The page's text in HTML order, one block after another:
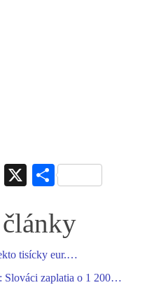
Li
ed
X S
re
tisícky eur.…
Slováci zaplatia o 1 200…